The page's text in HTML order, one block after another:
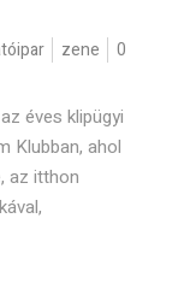
zene
0
éves klipügyi
Klubban, ahol
az itthon